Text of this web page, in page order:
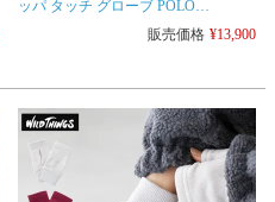
ッパ タッチ グローブ POLO
販売価格 ¥13,900